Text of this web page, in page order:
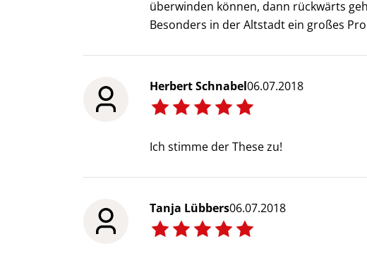
überwinden können, dann rückwärts
Besonders in der Altstadt ein großes
Herbert Schnabel06.07.2018
Ich stimme der These zu!
Tanja Lübbers06.07.2018